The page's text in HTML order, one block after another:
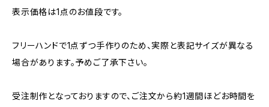
表示価格は1点のお値段です。
フリーハンドで1点ずつ手作りのため、実際と表記サイズが異なる
場合があります。予めご了承下さい。
受注制作となっておりますので、ご注文から約1週間ほどお時間を